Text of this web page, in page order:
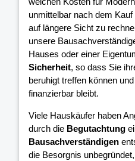
unmittelbar nach dem
auf längere Sicht zu
unsere
Hauses oder einer
Sicherheit, so dass Sie
beruhigt treffen können
finanzierbar bleibt.
Viele Hauskäufer haben
durch die Begutachtung
Bausachverständigen
die Besorgnis